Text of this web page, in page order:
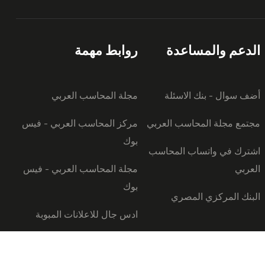
الدعم والمساعدة
أضف سوال - بنك الاسئلة
مجتمع مجلة المحاسب العربي
اشترك في واتساب المحاسب
العربي
البنك المركزي المصري
روابط مهمة
مجلة المحاسب العربي
مركز المحاسب العربي - فيس
بوك
مجلة المحاسب العربي - فيس
بوك
ادس جال للاعلانات المبوبة